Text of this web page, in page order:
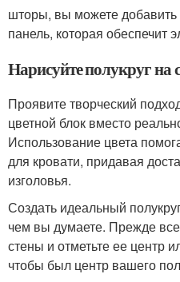
шторы, вы можете добавить
панель, которая обеспечит
Нарисуйте полукруг на
Проявите творческий
цветной блок вместо
Использование цвета
для кровати, придавая
изголовья.
Создать идеальный
чем вы думаете. Прежде
стены и отметьте ее центр
чтобы был центр вашего